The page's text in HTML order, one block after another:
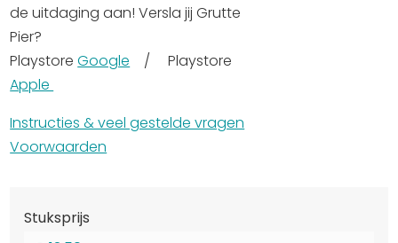
de uitdaging aan! Versla jij Grutte
Pier?
PlaystoreGoogle / Playstore
Apple
Instructies & veel gestelde vragen
Voorwaarden
Stuksprijs